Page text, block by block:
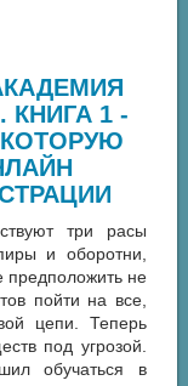
1 -
три расы
и оборотни,
не
пойти на все,
цепи. Теперь
под угрозой.
обучаться в